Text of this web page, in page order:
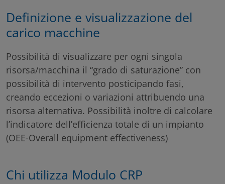
Definizione e visualizzazione del
carico macchine
Possibilità di visualizzare per ogni singola
risorsa/macchina il “grado di saturazione” con
possibilità di intervento posticipando fasi,
creando eccezioni o variazioni attribuendo una
risorsa alternativa. Possibilità inoltre di calcolare
l’indicatore dell’efficienza totale di un impianto
(OEE-Overall equipment effectiveness)
Chi utilizza Modulo CRP